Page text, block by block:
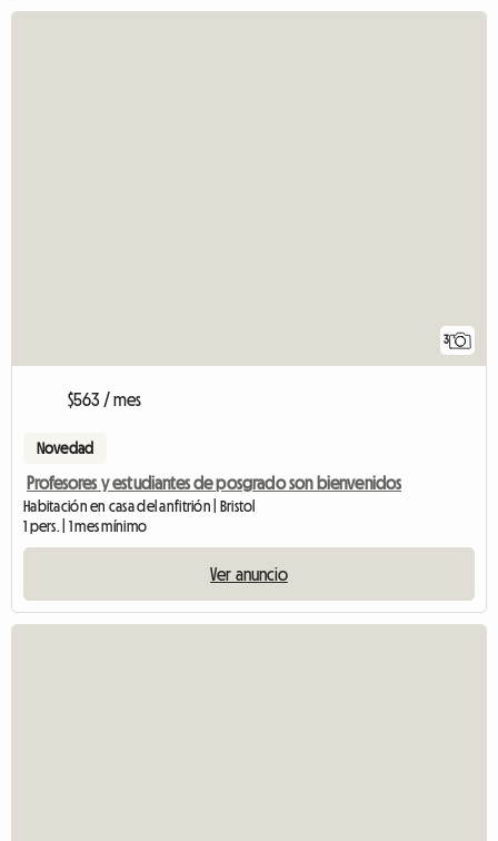
3
$563 / mes
Novedad
Profesores y estudiantes de posgrado son bienvenidos
Habitación en casa del anfitrión | Bristol
1 pers. | 1 mes mínimo
Ver anuncio